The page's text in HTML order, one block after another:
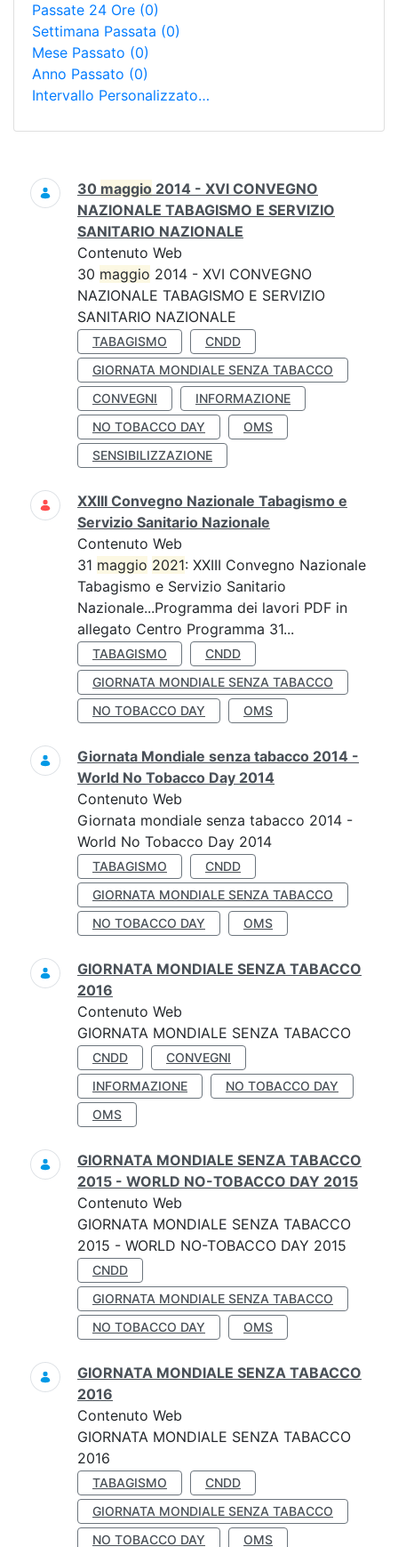
Passate 24 Ore (0)
Settimana Passata (0)
Mese Passato (0)
Anno Passato (0)
Intervallo Personalizzato…
Ricerca
30 maggio 2014 - XVI CONVEGNO
NAZIONALE TABAGISMO E SERVIZIO
SANITARIO NAZIONALE
Contenuto Web
30 maggio 2014 - XVI CONVEGNO
NAZIONALE TABAGISMO E SERVIZIO
SANITARIO NAZIONALE
TABAGISMO
CNDD
GIORNATA MONDIALE SENZA TABACCO
CONVEGNI
INFORMAZIONE
NO TOBACCO DAY
OMS
SENSIBILIZZAZIONE
XXIII Convegno Nazionale Tabagismo e
Servizio Sanitario Nazionale
Contenuto Web
31 maggio 2021: XXIII Convegno Nazionale
Tabagismo e Servizio Sanitario
Nazionale...Programma dei lavori PDF in
allegato Centro Programma 31...
TABAGISMO
CNDD
GIORNATA MONDIALE SENZA TABACCO
NO TOBACCO DAY
OMS
Giornata Mondiale senza tabacco 2014 -
World No Tobacco Day 2014
Contenuto Web
Giornata mondiale senza tabacco 2014 -
World No Tobacco Day 2014
TABAGISMO
CNDD
GIORNATA MONDIALE SENZA TABACCO
NO TOBACCO DAY
OMS
GIORNATA MONDIALE SENZA TABACCO
2016
Contenuto Web
GIORNATA MONDIALE SENZA TABACCO
CNDD
CONVEGNI
INFORMAZIONE
NO TOBACCO DAY
OMS
GIORNATA MONDIALE SENZA TABACCO
2015 - WORLD NO-TOBACCO DAY 2015
Contenuto Web
GIORNATA MONDIALE SENZA TABACCO
2015 - WORLD NO-TOBACCO DAY 2015
CNDD
GIORNATA MONDIALE SENZA TABACCO
NO TOBACCO DAY
OMS
GIORNATA MONDIALE SENZA TABACCO
2016
Contenuto Web
GIORNATA MONDIALE SENZA TABACCO
2016
TABAGISMO
CNDD
GIORNATA MONDIALE SENZA TABACCO
NO TOBACCO DAY
OMS